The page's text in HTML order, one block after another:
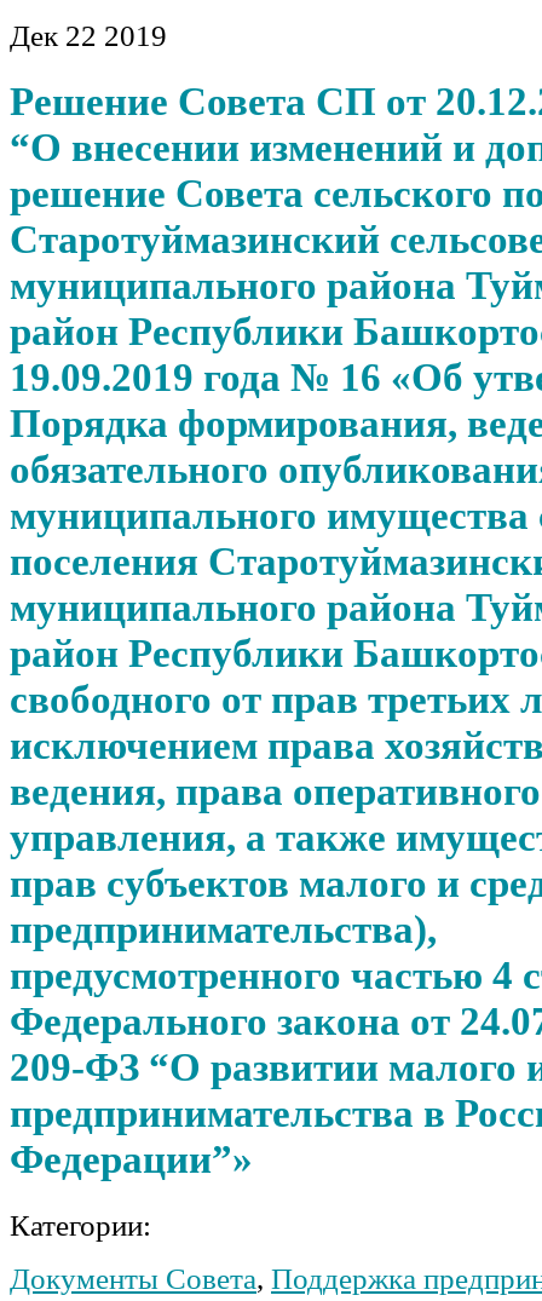
Дек 22 2019
Решение Совета СП от
“О внесении изменений и
решение Совета сельского
Старотуймазинский
муниципального района
район Республики
19.09.2019 года № 16 «Об
Порядка формирования,
обязательного
муниципального имущества
поселения
муниципального района
район Республики
свободного от прав третьих
исключением права
ведения, права оперативного
управления, а также
прав субъектов малого и
предпринимательства),
предусмотренного частью 4
Федерального закона от
209-ФЗ “О развитии малого
предпринимательства в
Федерации”»
Категории:
Документы Совета, Поддержка